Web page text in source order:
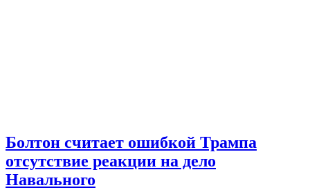
Болтон считает ошибкой Трампа
отсутствие реакции на дело
Навального